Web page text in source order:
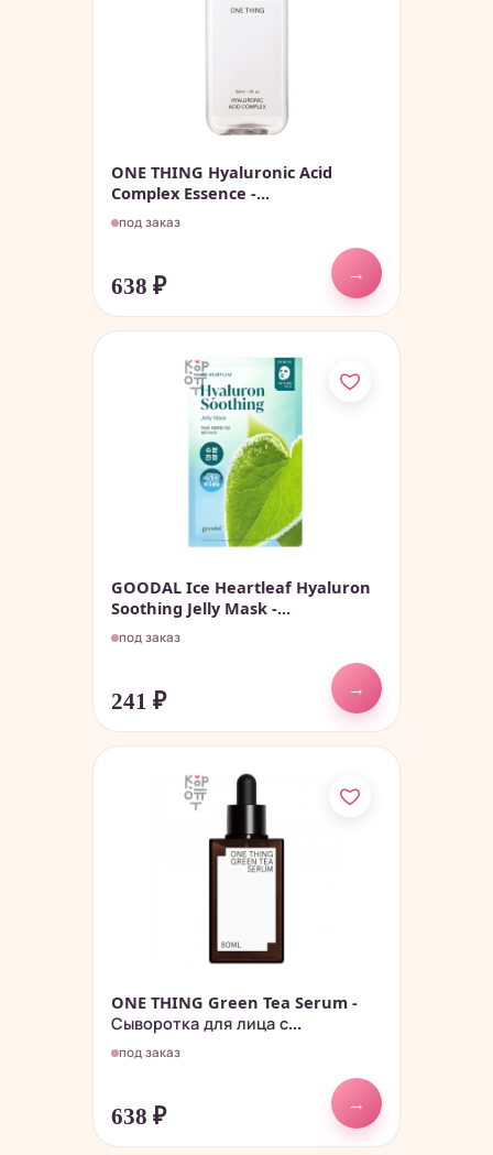
ONE THING Hyaluronic Acid
Complex Essence -...
под заказ
638 ₽
→
GOODAL Ice Heartleaf Hyaluron
Soothing Jelly Mask -...
под заказ
241 ₽
→
ONE THING Green Tea Serum -
Сыворотка для лица с...
под заказ
638 ₽
→